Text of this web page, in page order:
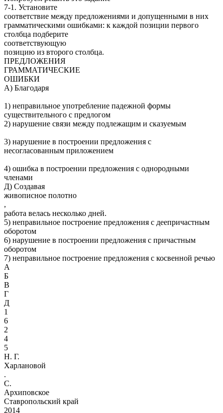
7-1. Установите
соответствие между предложениями и допущенными в них
грамматическими ошибками: к каждой позиции первого
столбца подберите
соответствующую
позицию из второго столбца.
ПРЕДЛОЖЕНИЯ
ГРАММАТИЧЕСКИЕ
ОШИБКИ
А) Бла­го­да­ря
1) неправильное употребление падежной формы
существительного с предлогом
2) нарушение связи между подлежащим и сказуемым
3) нарушение в построении предложения с
несогласованным приложением
4) ошибка в построении предложения с однородными
членами
Д) Создавая
живописное полотно
,
работа велась несколько дней.
5) неправильное построение предложения с деепричастным
оборотом
6) нарушение в построении предложения с причастным
оборотом
7) неправильное построение предложения с косвенной речью
А
Б
В
Г
Д
1
6
2
4
5
Н. Г.
Харлановой
.
С.
Архиповское
Ставропольский край
2014